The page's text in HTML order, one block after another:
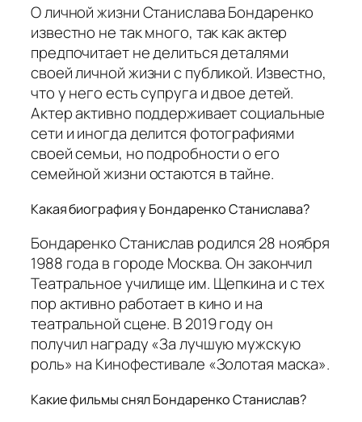
О личной жизни Станислава Бондаренко
известно не так много, так как актер
предпочитает не делиться деталями
своей личной жизни с публикой. Известно,
что у него есть супруга и двое детей.
Актер активно поддерживает социальные
сети и иногда делится фотографиями
своей семьи, но подробности о его
семейной жизни остаются в тайне.
Какая биография у Бондаренко Станислава?
Бондаренко Станислав родился 28 ноября
1988 года в городе Москва. Он закончил
Театральное училище им. Щепкина и с тех
пор активно работает в кино и на
театральной сцене. В 2019 году он
получил награду «За лучшую мужскую
роль» на Кинофестивале «Золотая маска».
Какие фильмы снял Бондаренко Станислав?